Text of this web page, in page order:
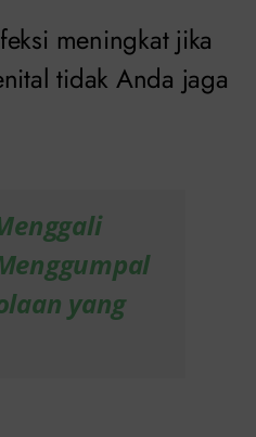
meningkat jika
tidak Anda jaga
yang